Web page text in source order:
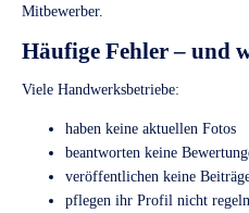
Mitbewerber.
Häufige Fehler – und
Viele Handwerksbetriebe:
haben keine aktuellen Fotos
beantworten keine
veröffentlichen keine
pflegen ihr Profil nicht